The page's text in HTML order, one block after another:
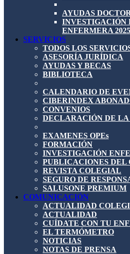
AYUDAS
INVESTIGACIÓN
ENFERMERA 2025
SERVICIOS
TODOS LOS
ASESORÍA JURÍDICA
AYUDAS Y BECAS
BIBLIOTECA
CALENDARIO DE
CIBERINDEX
CONVENIOS
DECLARACIÓN DE LA
EXAMENES OPEs
FORMACIÓN
INVESTIGACIÓN
PUBLICACIONES DEL
REVISTA COLEGIAL
SEGURO DE
SALUSONE PREMIUM
COMUNICACIÓN
ACTUALIDAD
ACTUALIDAD
CUÍDATE CON TU
EL TERMÓMETRO
NOTICIAS
NOTAS DE PRENSA